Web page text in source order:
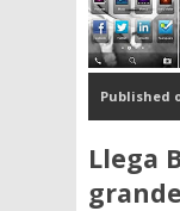
Published
Llega